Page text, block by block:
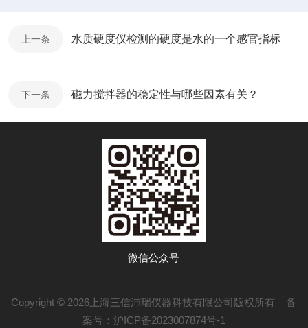
上一条 水质硬度仪检测的硬度是水的一个感官指标
下一条 磁力搅拌器的稳定性与哪些因素有关？
微信公众号
Copyright © 2026上海三信沛瑞仪器科技有限公司版权所有 备
案号：沪ICP备2023007874号-1